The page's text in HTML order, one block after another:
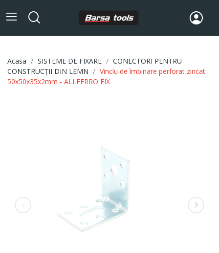
Acasa SISTEME DE FIXARE
CONECTORI PENTRU
CONSTRUCȚII DIN LEMN
Vinclu de îmbinare perforat zincat
50x50x35x2mm - ALLFERRO FIX